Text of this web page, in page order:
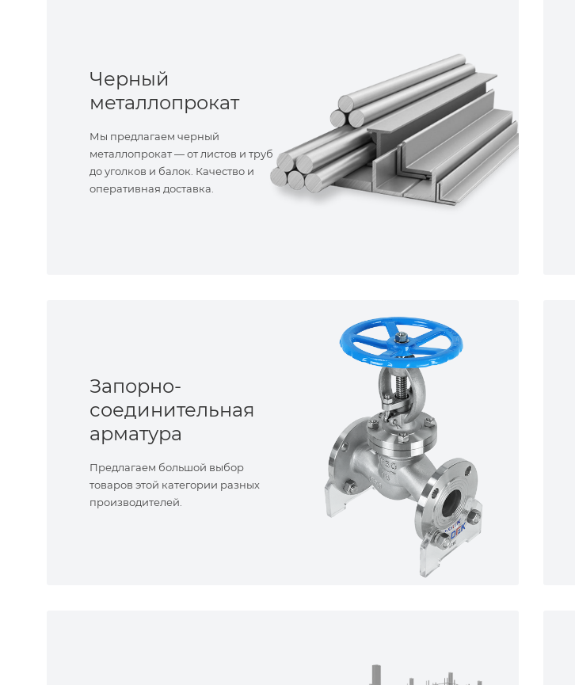
Черный
металлопрокат
Мы предлагаем черный
металлопрокат — от листов и труб
до уголков и балок. Качество и
оперативная доставка.
Запорно-
соединительная
арматура
Предлагаем большой выбор
товаров этой категории разных
производителей.